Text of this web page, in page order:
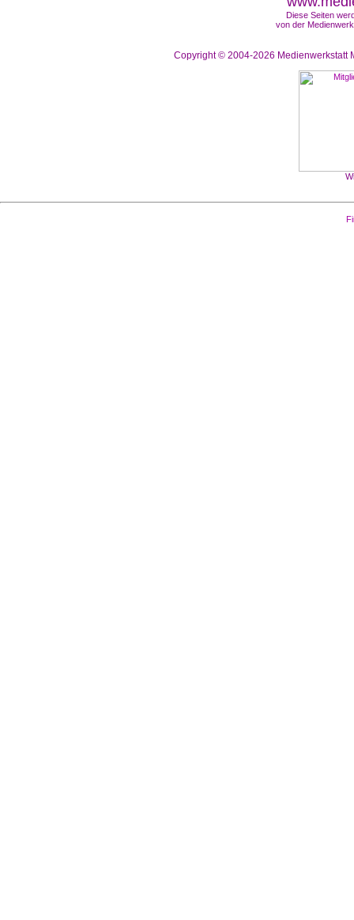
Diese Seiten
von der
Copyright © 2004-2026 Medienwerkstatt